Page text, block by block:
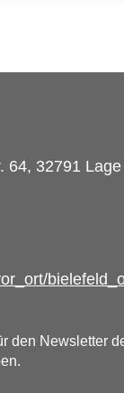
64, 32791 Lage
den Newsletter